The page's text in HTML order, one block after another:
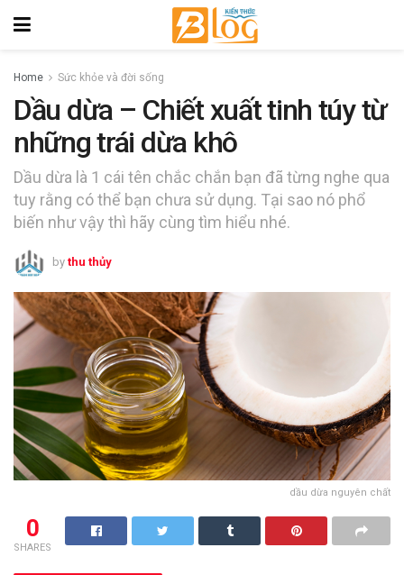
Home Sức khỏe và đời sống
Dầu dừa – Chiết xuất tinh túy từ
những trái dừa khô
Dầu dừa là 1 cái tên chắc chắn bạn đã từng nghe qua
tuy rằng có thể bạn chưa sử dụng. Tại sao nó phổ
biến như vậy thì hãy cùng tìm hiểu nhé.
by thu thủy
dầu dừa nguyên chất
0
SHARES